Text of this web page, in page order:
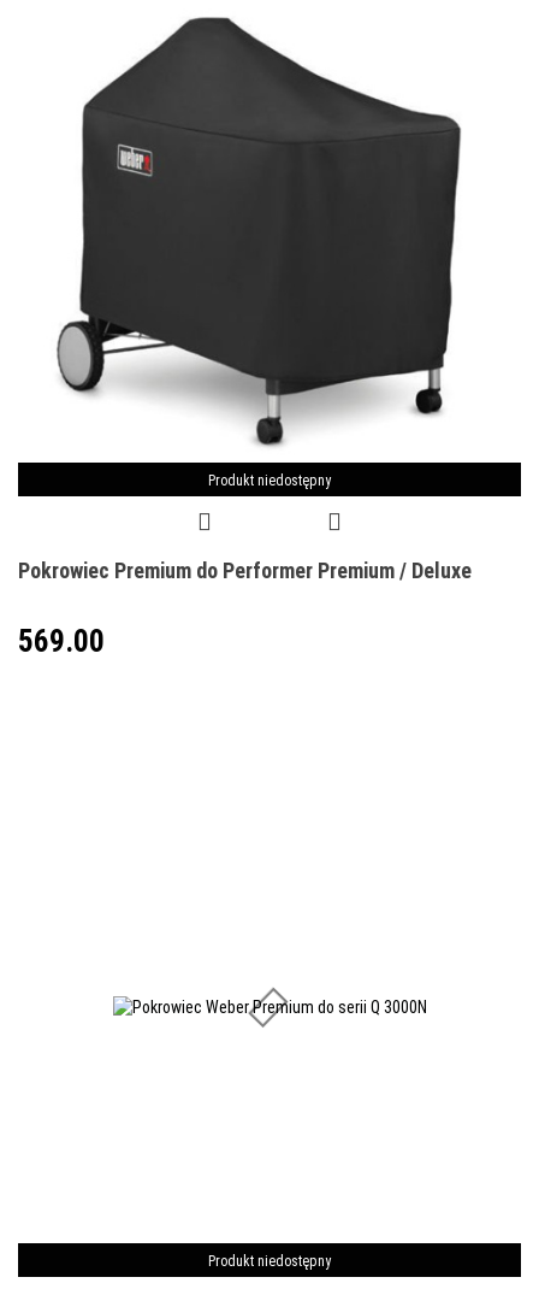
Produkt niedostępny
Pokrowiec Premium do Performer Premium / Deluxe
569.00
Produkt niedostępny